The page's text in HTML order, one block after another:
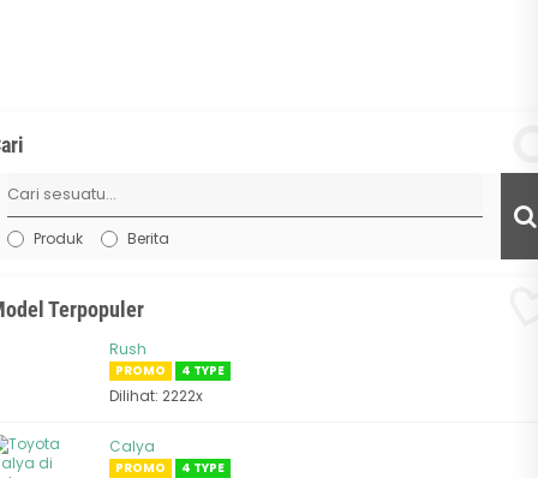
Produk Berita
Terpopuler
Rush
PROMO 4 TYPE
Dilihat: 2222x
Calya
PROMO 4 TYPE